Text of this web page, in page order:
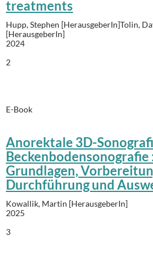
treatments
Hupp, Stephen [HerausgeberIn]Tolin,
[HerausgeberIn]
2024
2
E-Book
Anorektale 3D-
Beckenbodensonografie
Grundlagen,
Durchführung und
Kowallik, Martin [HerausgeberIn]
2025
3